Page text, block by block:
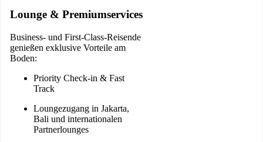
Lounge & Premiumservices
Business- und First-Class-Reisende
genießen exklusive Vorteile am
Boden:
Priority Check-in & Fast
Track
Loungezugang in Jakarta,
Bali und internationalen
Partnerlounges